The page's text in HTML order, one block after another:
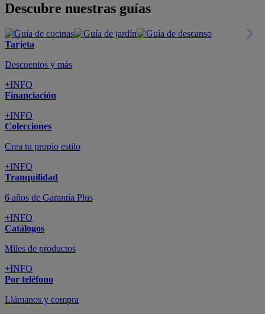
Descubre nuestras guías
Tarjeta
Descuentos y más
+INFO
Financiación
+INFO
Colecciones
Crea tu propio estilo
+INFO
Tranquilidad
6 años de Garantía Plus
+INFO
Catálogos
Miles de productos
+INFO
Por teléfono
Llámanos y compra